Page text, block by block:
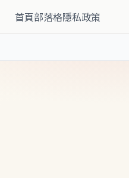
首頁部落格隱私政策